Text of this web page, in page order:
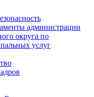
администрации
округа по
услуг